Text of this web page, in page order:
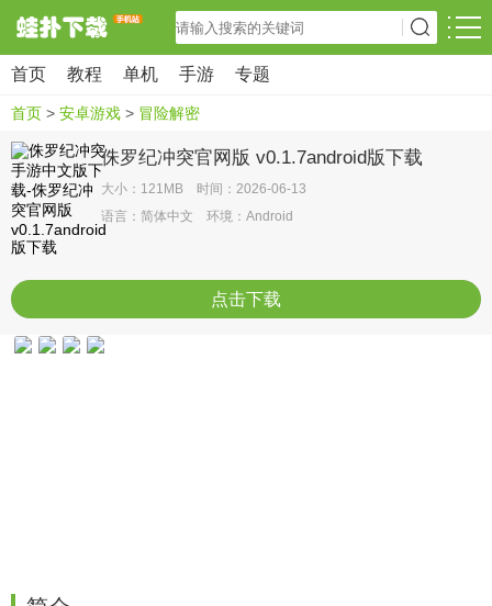
首页 教程 单机 手游 专题
首页 > 安卓游戏 > 冒险解密
侏罗纪冲突官网版 v0.1.7android版下载
大小：121MB 时间：2026-06-13
语言：简体中文 环境：Android
点击下载